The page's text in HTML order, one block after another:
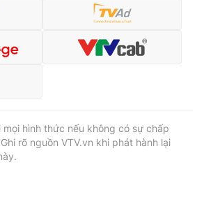
hình thức nếu không có sự chấp
rõ nguồn VTV.vn khi phát hành lại